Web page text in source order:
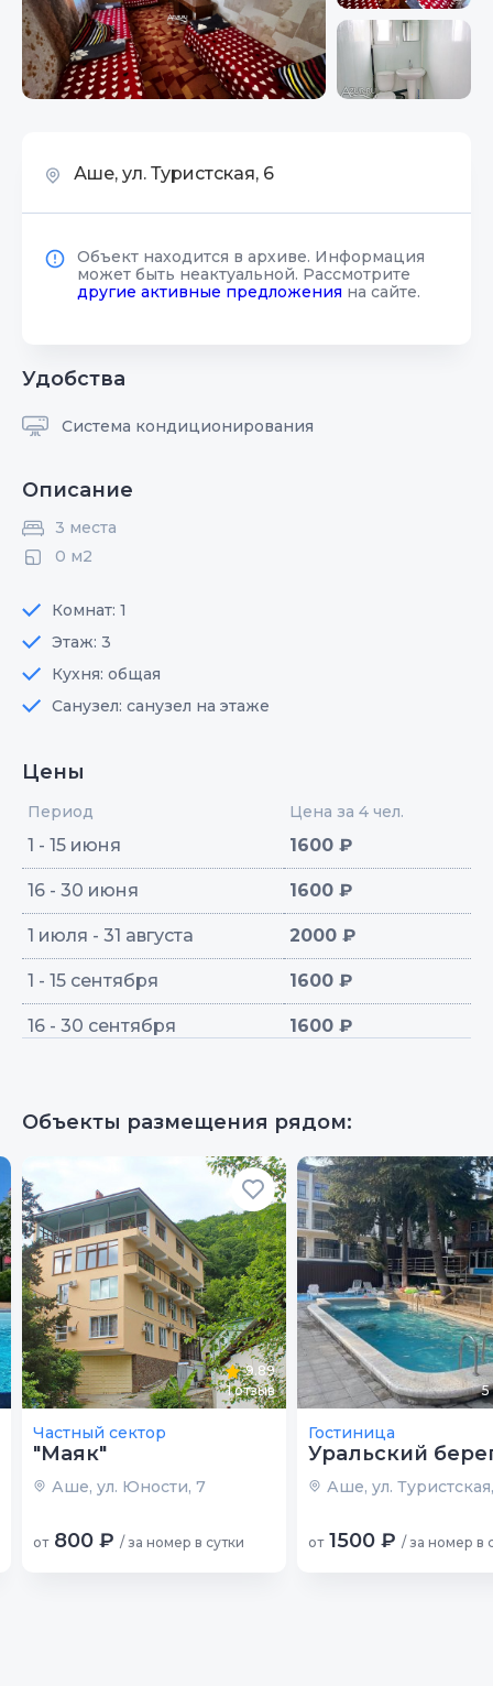
Аше, ул. Туристская, 6
Объект находится в архиве. Информация
может быть неактуальной. Рассмотрите
другие активные предложения на сайте.
Удобства
Система кондиционирования
Описание
3 места
0 м2
Комнат: 1
Этаж: 3
Кухня: общая
Санузел: санузел на этаже
Цены
Период Цена за 4 чел.
1 - 15 июня 1600 ₽
16 - 30 июня 1600 ₽
1 июля - 31 августа 2000 ₽
1 - 15 сентября 1600 ₽
16 - 30 сентября 1600 ₽
Объекты размещения рядом:
9.89
1отзыв
Частный сектор
"Маяк"
Аше, ул. Юности, 7
от 800 ₽ / за номер в сутки
5
Гостиница
Уральский
Аше, ул.
от 1500 ₽ / за номер в